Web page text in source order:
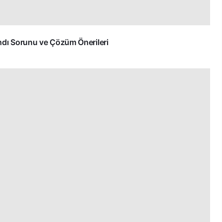
Sorunu ve Çözüm Önerileri